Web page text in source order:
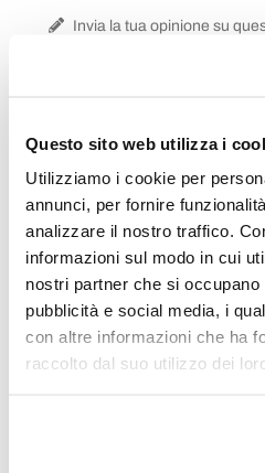
Questo sito web utilizza i
Utilizziamo i cookie per
annunci, per fornire
analizzare il nostro traffico.
informazioni sul modo in cui
nostri partner che si occupano
pubblicità e social media, i
con altre informazioni che ha
raccolto dal suo utilizzo dei
Invia la tua opinione su
Letti